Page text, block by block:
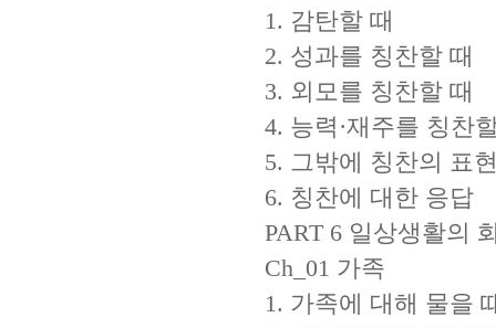
1. 감탄할 때
2. 성과를 칭찬할 때
3. 외모를 칭찬할 때
4. 능력·재주를 칭찬
5. 그밖에 칭찬의 표
6. 칭찬에 대한 응답
PART 6 일상생활의
Ch_01 가족
1. 가족에 대해 물을